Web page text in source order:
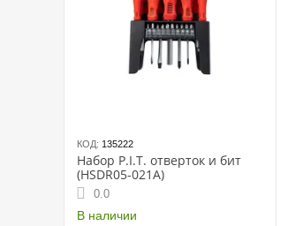
КОД: 135222
Набор P.I.T. отверток и бит
(HSDR05-021A)
0.0
В наличии